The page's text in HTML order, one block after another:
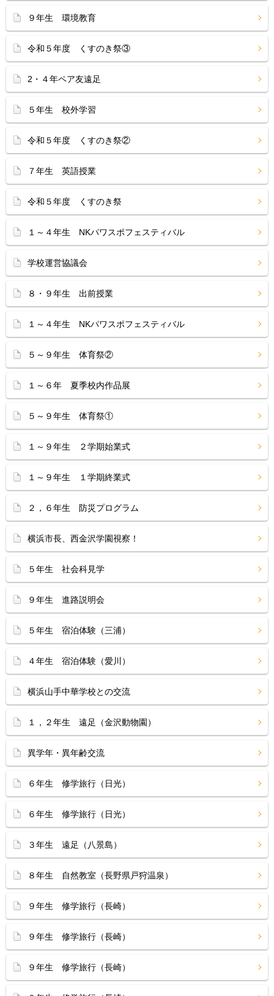
９年生 環境教育
令和５年度 くすのき祭③
2・４年ペア友遠足
５年生 校外学習
令和５年度 くすのき祭②
７年生 英語授業
令和５年度 くすのき祭
１～４年生 NKパワスポフェスティバル
学校運営協議会
８・９年生 出前授業
１～４年生 NKパワスポフェスティバル
５～９年生 体育祭②
１～６年 夏季校内作品展
５～９年生 体育祭①
１～９年生 ２学期始業式
１～９年生 １学期終業式
２，６年生 防災プログラム
横浜市長、西金沢学園視察！
５年生 社会科見学
９年生 進路説明会
５年生 宿泊体験（三浦）
４年生 宿泊体験（愛川）
横浜山手中華学校との交流
１，２年生 遠足（金沢動物園）
異学年・異年齢交流
６年生 修学旅行（日光）
６年生 修学旅行（日光）
３年生 遠足（八景島）
８年生 自然教室（長野県戸狩温泉）
９年生 修学旅行（長崎）
９年生 修学旅行（長崎）
９年生 修学旅行（長崎）